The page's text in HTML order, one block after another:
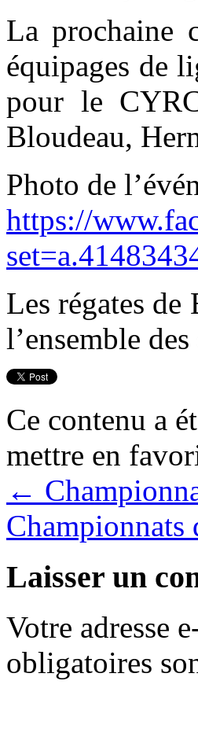
La prochaine
équipages de
pour le
Bloudeau,
Photo de
https://
Les régates
l’ensemble
Ce contenu a
mettre en
←
Championnats
Laisser un
Votre adresse
obligatoires